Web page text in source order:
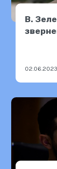
В.
02.06.2023